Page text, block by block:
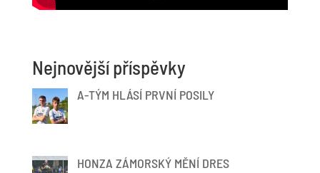
Nejnovější příspěvky
A-TÝM HLÁSÍ PRVNÍ POSILY
HONZA ZÁMORSKÝ MĚNÍ DRES